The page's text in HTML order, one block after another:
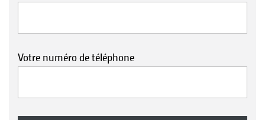
Votre numéro de téléphone